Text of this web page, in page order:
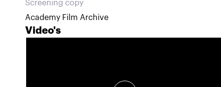
Screening copy
Academy Film Archive
Video's